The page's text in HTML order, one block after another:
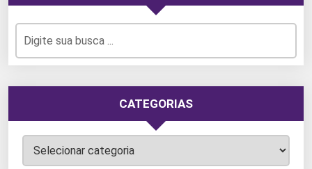
CATEGORIAS
Categorias